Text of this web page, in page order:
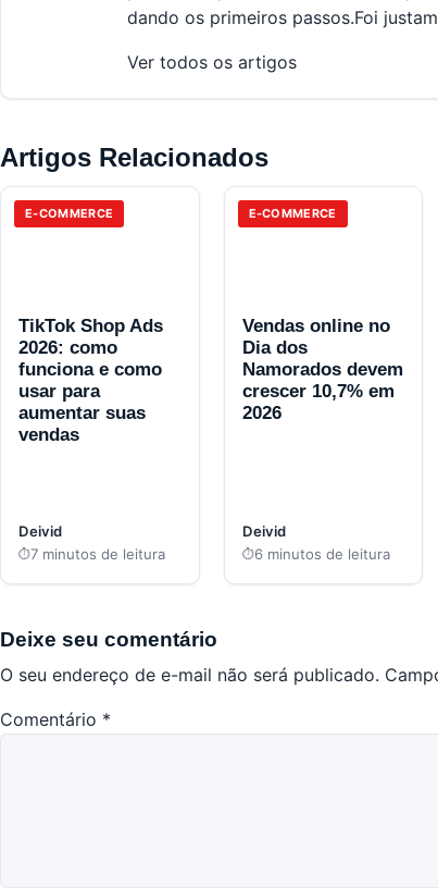
dando os primeiros passos.Foi
Ver todos os artigos
Artigos Relacionados
E-COMMERCE
TikTok Shop Ads
2026: como
funciona e como
usar para
aumentar suas
vendas
Deivid
7 minutos de leitura
E-COMMERCE
Vendas online no
Dia dos
Namorados devem
crescer 10,7% em
2026
Deivid
6 minutos de leitura
Deixe seu comentário
O seu endereço de e-mail não será publicado.
Comentário *